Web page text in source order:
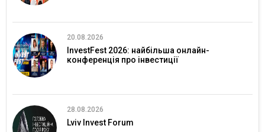
20.08.2026
InvestFest 2026: найбільша онлайн-
конференція про інвестиції
28.08.2026
Lviv Invest Forum